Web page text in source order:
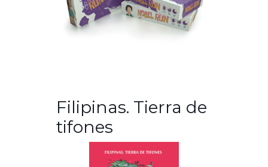
Filipinas. Tierra de
tifones